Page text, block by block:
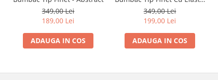
349,00 Lei
189,00 Lei
ADAUGA IN COS
- Dansul Fluturilor
349,00 Lei
199,00 Lei
ADAUGA IN COS